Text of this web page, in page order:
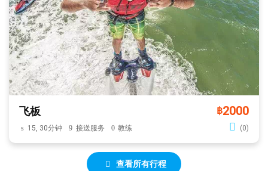
飞板 ฿2000
15, 30分钟 接送服务 教练 (0)
查看所有行程